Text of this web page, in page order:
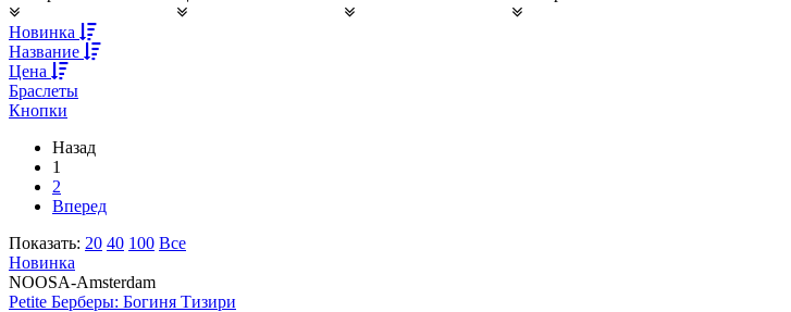
Новинка
Название
Цена
Браслеты
Кнопки
Назад
1
2
Вперед
Показать: 20 40 100 Все
Новинка
NOOSA-Amsterdam
Petite Берберы: Богиня Тизири